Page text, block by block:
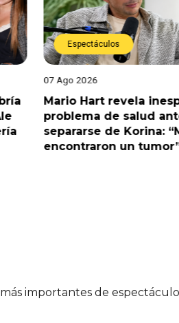
Espectáculos
07 Ago 2026
Mario Hart revela
problema de salud
separarse de Korina:
encontraron un
importantes de